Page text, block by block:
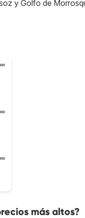
y Golfo de
más altos?